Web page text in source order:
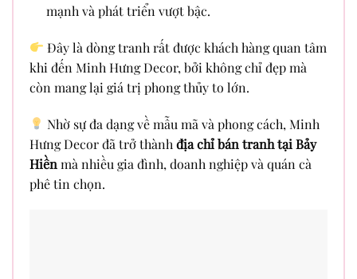
mạnh và phát triển vượt bậc.
Đây là dòng tranh rất được khách hàng quan tâm
khi đến Minh Hưng Decor, bởi không chỉ đẹp mà
còn mang lại giá trị phong thủy to lớn.
Nhờ sự đa dạng về mẫu mã và phong cách, Minh
Hưng Decor đã trở thành địa chỉ bán tranh tại Bảy
Hiền mà nhiều gia đình, doanh nghiệp và quán cà
phê tin chọn.